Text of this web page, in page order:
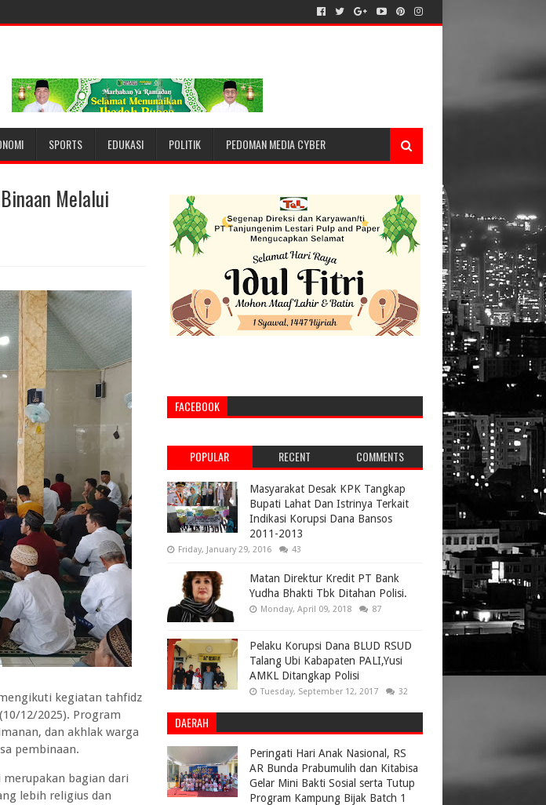
SPORTS EDUKASI POLITIK PEDOMAN MEDIA CYBER
Melalui
mengikuti kegiatan tahfidz
12/2025). Program
dan akhlak warga
pembinaan.
merupakan bagian dari
lebih religius dan
FACEBOOK
POPULAR RECENT COMMENTS
Masyarakat Desak KPK Tangkap
Bupati Lahat Dan Istrinya Terkait
Indikasi Korupsi Dana Bansos
2011-2013
Friday, January 29, 2016 43
Matan Direktur Kredit PT Bank
Yudha Bhakti Tbk Ditahan Polisi.
Monday, April 09, 2018 87
Pelaku Korupsi Dana BLUD RSUD
Talang Ubi Kabapaten PALI,Yusi
AMKL Ditangkap Polisi
Tuesday, September 12, 2017 32
DAERAH
Peringati Hari Anak Nasional, RS
AR Bunda Prabumulih dan Kitabisa
Gelar Mini Bakti Sosial serta Tutup
Program Kampung Bijak Batch 1